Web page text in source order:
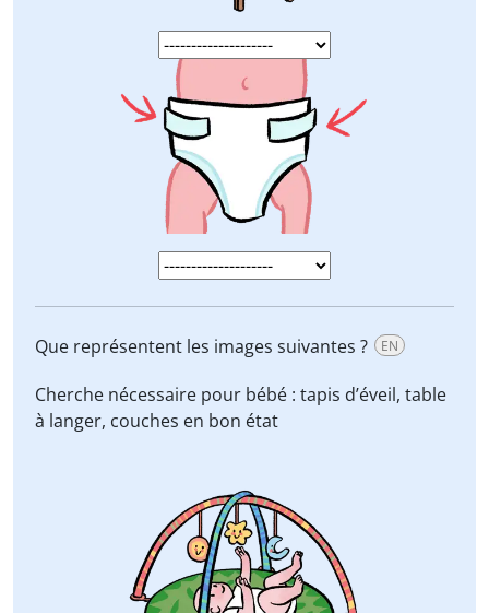
Que représentent les images suivantes ? EN
Cherche nécessaire pour bébé : tapis d’éveil, table
à langer, couches en bon état